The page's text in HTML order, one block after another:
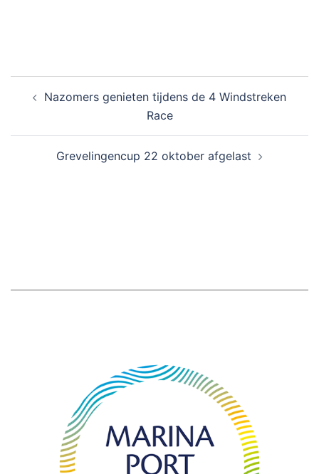
navigatie
Nazomers genieten tijdens de 4 Windstreken
Race
Grevelingencup 22 oktober afgelast